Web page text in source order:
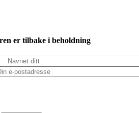
er tilbake i beholdning